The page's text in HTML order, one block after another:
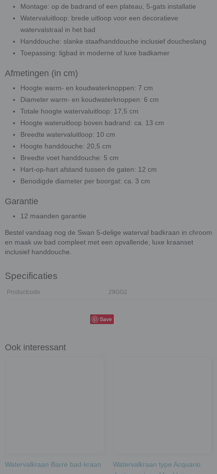
Montage: op de badrand of een plateau, 5-gats installatie
Watervaluitloop: brede uitloop voor een decoratieve
watervalstraal in het bad
Handdouche: slanke staafhanddouche inclusief doucheslang
Toepassing: ligbad in moderne of luxe badkamer
Afmetingen (in cm)
Hoogte warm- en koudwaterknoppen: 7 cm
Diameter warm- en koudwaterknoppen: 6 cm
Totale hoogte watervaluitloop: 17,5 cm
Hoogte wateruitloop boven badrand: ca. 13 cm
Breedte watervaluitloop: 10 cm
Hoogte handdouche: 20,5 cm
Breedte voet handdouche: 5 cm
Hart-op-hart afstand tussen de gaten: 12 cm
Benodigde diameter per boorgat: ca. 3 cm
Garantie
12 maanden garantie
Bestel vandaag nog de Swan 5-delige waterval badkraan in chroom
en maak uw bad compleet met een opvallende, luxe kraanset
inclusief handdouche.
Specificaties
Productcode 29GG2
Save
Ook interessant
Watervalkraan Barre bad-kraan
Watervalkraan type Acquario